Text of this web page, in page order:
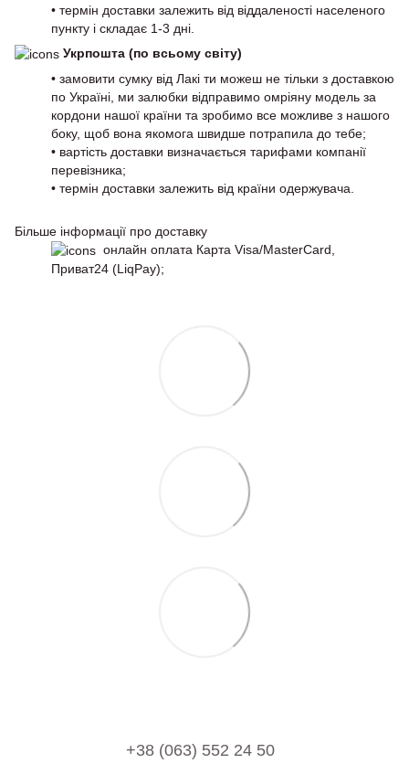
• термін доставки залежить від віддаленості населеного
пункту і складає 1-3 дні.
Укрпошта (по всьому світу)
• замовити сумку від Лакі ти можеш не тільки з доставкою
по Україні, ми залюбки відправимо омріяну модель за
кордони нашої країни та зробимо все можливе з нашого
боку, щоб вона якомога швидше потрапила до тебе;
• вартість доставки визначається тарифами компанії
перевізника;
• термін доставки залежить від країни одержувача.
Більше інформації про доставку
онлайн оплата Карта Visa/MasterCard,
Приват24 (LiqPay);
+38 (063) 552 24 50